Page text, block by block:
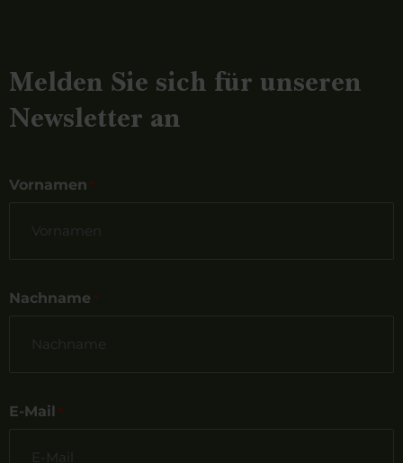
Melden Sie sich für unseren
Newsletter an
Vornamen *
Nachname *
E-Mail *